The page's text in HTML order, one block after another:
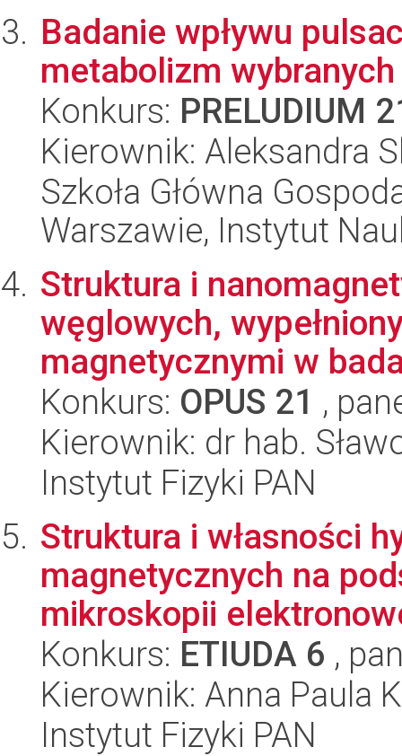
Badanie wpływu
metabolizm
Konkurs: PRELUDIUM
Kierownik: Aleksandra
Szkoła Główna
Warszawie, Instytut
Struktura i
węglowych,
magnetycznymi w
Konkurs: OPUS 21 ,
Kierownik: dr hab.
Instytut Fizyki PAN
Struktura i własności
magnetycznych na
mikroskopii
Konkurs: ETIUDA 6 ,
Kierownik: Anna Paula
Instytut Fizyki PAN